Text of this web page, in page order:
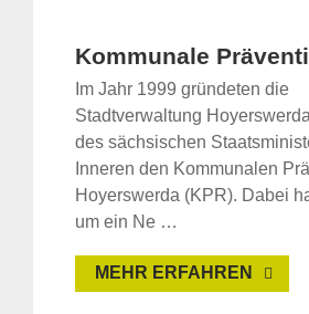
Kommunale
Im Jahr 1999 gründeten die
Stadtverwaltung
des sächsischen
Inneren den Kommunalen
Hoyerswerda (KPR). Dabei
um ein Ne …
MEHR ERFAHREN